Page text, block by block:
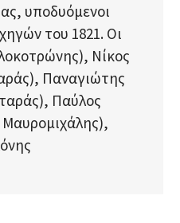
υποδυόμενοι
του 1821. Οι
Νίκος
Παναγιώτης
Παύλος